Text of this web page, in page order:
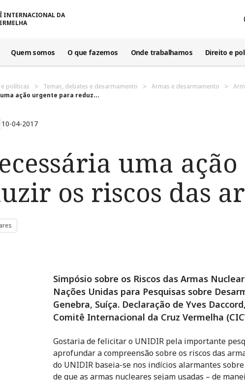
INTERNACIONAL DA
Quem somos O que fazemos Onde trabalhamos Direito e
políticas Temas, debates e desarmamento Armas e desarmamento
ação urgente para reduz...
10-04-2017
uma
os riscos das
Simpósio sobre os Riscos das Armas
Nações Unidas para Pesquisas sobre
Genebra, Suíça. Declaração de Yves
Comitê Internacional da Cruz Vermelha
Gostaria de felicitar o UNIDIR pela importante
aprofundar a compreensão sobre os riscos das
do UNIDIR baseia-se nos indícios alarmantes
de que as armas nucleares sejam usadas – de